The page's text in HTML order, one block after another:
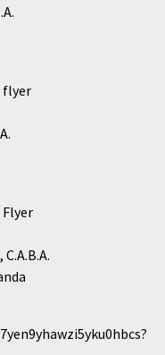
flyer
Flyer
C.A.B.A.